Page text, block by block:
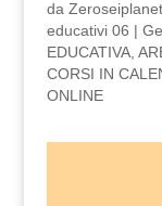
da
educativi 06 |
EDUCATIVA,
CORSI IN
ONLINE